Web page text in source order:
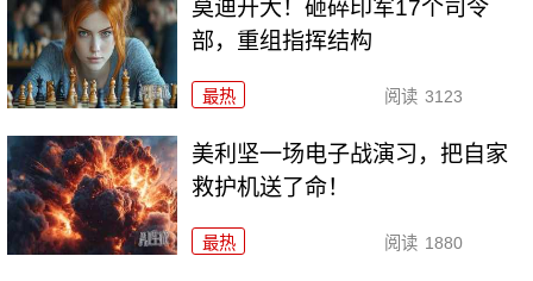
莫迪开大！砸碎印军17个司令
部，重组指挥结构
最热 阅读 3123
美利坚一场电子战演习，把自家
救护机送了命！
最热 阅读 1880